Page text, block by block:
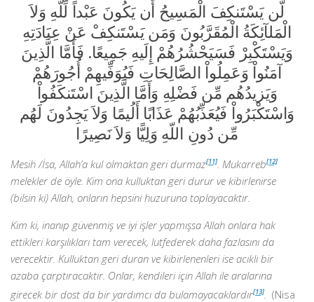
لَّن يَسْتَنكِفَ الْمَسِيحُ أَن يَكُونَ عَبْداً لِّلّهِ وَلاَ
الْمَلآئِكَةُ الْمُقَرَّبُونَ وَمَن يَسْتَنكِفْ عَنْ عِبَادَتِهِ
وَيَسْتَكْبِرْ فَسَيَحْشُرُهُمْ إِلَيهِ جَمِيعًا. فَأَمَّا الَّذِينَ
آمَنُواْ وَعَمِلُواْ الصَّالِحَاتِ فَيُوَفِّيهِمْ أُجُورَهُمْ
وَيَزيدُهُم مِّن فَضْلِهِ وَأَمَّا الَّذِينَ اسْتَنكَفُواْ
وَاسْتَكْبَرُواْ فَيُعَذِّبُهُمْ عَذَابًا أَلُيمًا وَلاَ يَجِدُونَ لَهُم
مِّن دُونِ اللّهِ وَلِيًّا وَلاَ نَصِيرًا
Mesih /İsa, Allah’a kul olmaktan geri durmaz[11]. Mukarreb[12]
melekler de öyle. Kim ona kulluktan geri durur ve kibirlenirse
(bilsin ki) Allah, onların hepsini huzuruna toplayacaktır.
Kim ki, inanıp güvenmiş ve iyi işler yapmışsa Allah onlara hak
ettikleri karşılıkları tam verecek, lutfederek daha fazlasını da
verecektir. Kulluktan geri duran ve kibirlenenleri ise acıklı bir
azaba çarptıracaktır. Onlar, kendileri için Allah ile aralarına
girecek bir dost da bir yardımcı da bulamayacaklardır[13]. (Nisa